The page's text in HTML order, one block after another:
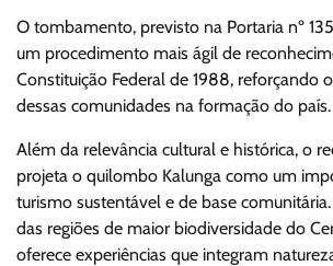
O tombamento, previsto na Portaria nº
um procedimento mais ágil de
Constituição Federal de 1988, reforçando
dessas comunidades na formação do país.
Além da relevância cultural e histórica, o
projeta o quilombo Kalunga como um
turismo sustentável e de base
das regiões de maior biodiversidade do
oferece experiências que integram